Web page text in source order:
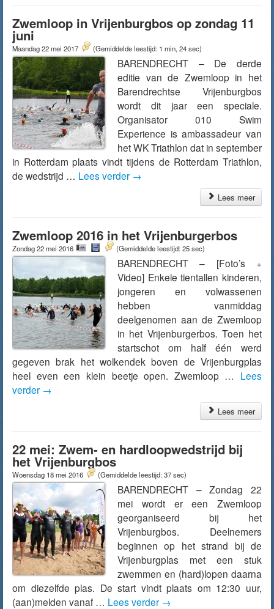
Zwemloop in Vrijenburgbos op zondag 11
juni
Maandag 22 mei 2017 (Gemiddelde leestijd: 1 min, 24 sec)
BARENDRECHT – De derde
editie van de Zwemloop in het
Barendrechtse Vrijenburgbos
wordt dit jaar een speciale.
Organisator 010 Swim
Experience is ambassadeur van
het WK Triathlon dat in september
in Rotterdam plaats vindt tijdens de Rotterdam Triathlon,
de wedstrijd … Lees verder →
Lees meer
Zwemloop 2016 in het Vrijenburgerbos
Zondag 22 mei 2016 (Gemiddelde leestijd: 25 sec)
BARENDRECHT – [Foto’s +
Video] Enkele tientallen kinderen,
jongeren en volwassenen
hebben vanmiddag
deelgenomen aan de Zwemloop
in het Vrijenburgerbos. Toen het
startschot om half één werd
gegeven brak het wolkendek boven de Vrijenburgplas
heel even een klein beetje open. Zwemloop … Lees
verder →
Lees meer
22 mei: Zwem- en hardloopwedstrijd bij
het Vrijenburgbos
Woensdag 18 mei 2016 (Gemiddelde leestijd: 37 sec)
BARENDRECHT – Zondag 22
mei wordt er een Zwemloop
georganiseerd bij het
Vrijenburgbos. Deelnemers
beginnen op het strand bij de
Vrijenburgplas met een stuk
zwemmen en (hard)lopen daarna
om diezelfde plas. De start vindt plaats om 12:30 uur,
(aan)melden vanaf … Lees verder →